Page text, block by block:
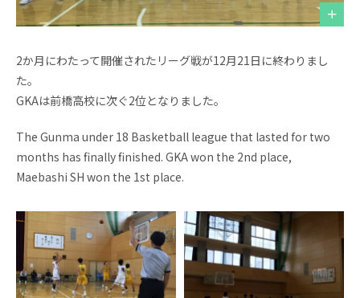
2か月にわたって開催されたリーグ戦が12月21日に終わりまし
た。
GKAは前橋高校に次ぐ2位となりました。
The Gunma under 18 Basketball league that lasted for two
months has finally finished. GKA won the 2nd place,
Maebashi SH won the 1st place.